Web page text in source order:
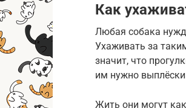
Как
Любая собака
Ухаживать за
значит, что
им нужно
Жить они могут